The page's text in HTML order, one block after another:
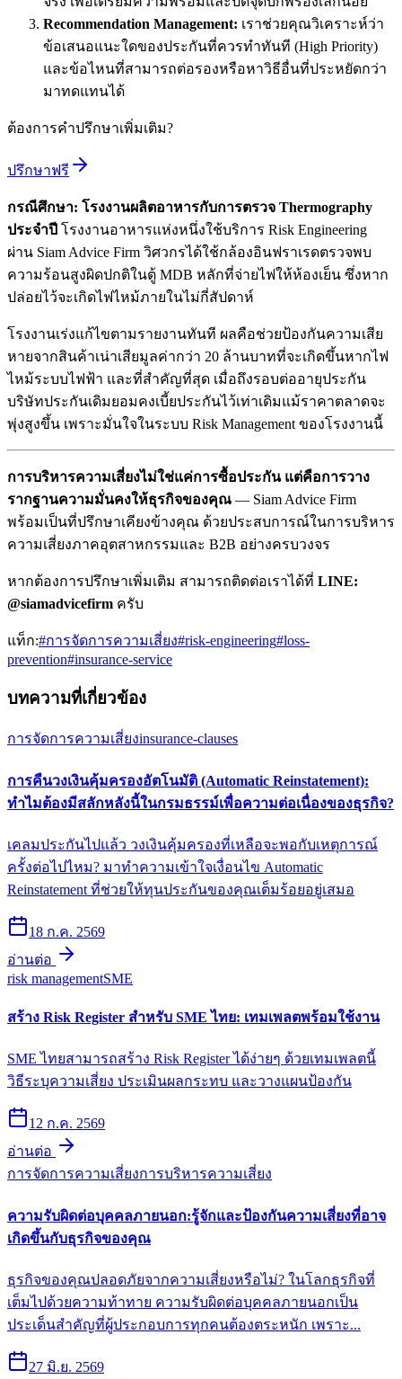
Recommendation Management: เราช่วยคุณวิเคราะห์ว่า
ข้อเสนอแนะใดของประกันที่ควรทำทันที (High Priority)
และข้อไหนที่สามารถต่อรองหรือหาวิธีอื่นที่ประหยัดกว่า
มาทดแทนได้
ต้องการคำปรึกษาเพิ่มเติม?
ปรึกษาฟรี
กรณีศึกษา: โรงงานผลิตอาหารกับการตรวจ Thermography
ประจำปี โรงงานอาหารแห่งหนึ่งใช้บริการ Risk Engineering
ผ่าน Siam Advice Firm วิศวกรได้ใช้กล้องอินฟราเรดตรวจพบ
ความร้อนสูงผิดปกติในตู้ MDB หลักที่จ่ายไฟให้ห้องเย็น ซึ่งหาก
ปล่อยไว้จะเกิดไฟไหม้ภายในไม่กี่สัปดาห์
โรงงานเร่งแก้ไขตามรายงานทันที ผลคือช่วยป้องกันความเสีย
หายจากสินค้าเน่าเสียมูลค่ากว่า 20 ล้านบาทที่จะเกิดขึ้นหากไฟ
ไหม้ระบบไฟฟ้า และที่สำคัญที่สุด เมื่อถึงรอบต่ออายุประกัน
บริษัทประกันเดิมยอมคงเบี้ยประกันไว้เท่าเดิมแม้ราคาตลาดจะ
พุ่งสูงขึ้น เพราะมั่นใจในระบบ Risk Management ของโรงงานนี้
การบริหารความเสี่ยงไม่ใช่แค่การซื้อประกัน แต่คือการวาง
รากฐานความมั่นคงให้ธุรกิจของคุณ — Siam Advice Firm
พร้อมเป็นที่ปรึกษาเคียงข้างคุณ ด้วยประสบการณ์ในการบริหาร
ความเสี่ยงภาคอุตสาหกรรมและ B2B อย่างครบวงจร
หากต้องการปรึกษาเพิ่มเติม สามารถติดต่อเราได้ที่ LINE:
@siamadvicefirm ครับ
แท็ก:#การจัดการความเสี่ยง#risk-engineering#loss-
prevention#insurance-service
บทความที่เกี่ยวข้อง
การจัดการความเสี่ยงinsurance-clauses
การคืนวงเงินคุ้มครองอัตโนมัติ (Automatic Reinstatement):
ทำไมต้องมีสลักหลังนี้ในกรมธรรม์เพื่อความต่อเนื่องของธุรกิจ?
เคลมประกันไปแล้ว วงเงินคุ้มครองที่เหลือจะพอกับเหตุการณ์
ครั้งต่อไปไหม? มาทำความเข้าใจเงื่อนไข Automatic
Reinstatement ที่ช่วยให้ทุนประกันของคุณเต็มร้อยอยู่เสมอ
18 ก.ค. 2569
อ่านต่อ
risk managementSME
สร้าง Risk Register สำหรับ SME ไทย: เทมเพลตพร้อมใช้งาน
SME ไทยสามารถสร้าง Risk Register ได้ง่ายๆ ด้วยเทมเพลตนี้
วิธีระบุความเสี่ยง ประเมินผลกระทบ และวางแผนป้องกัน
12 ก.ค. 2569
อ่านต่อ
การจัดการความเสี่ยงการบริหารความเสี่ยง
ความรับผิดต่อบุคคลภายนอก:รู้จักและป้องกันความเสี่ยงที่อาจ
เกิดขึ้นกับธุรกิจของคุณ
ธุรกิจของคุณปลอดภัยจากความเสี่ยงหรือไม่? ในโลกธุรกิจที่
เต็มไปด้วยความท้าทาย ความรับผิดต่อบุคคลภายนอกเป็น
ประเด็นสำคัญที่ผู้ประกอบการทุกคนต้องตระหนัก เพราะ...
27 มิ.ย. 2569